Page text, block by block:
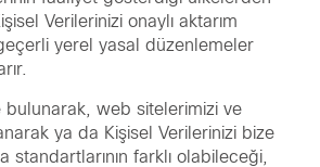
Verilerinizi onaylı aktarım
yerel yasal düzenlemeler
bulunarak, web sitelerimizi ve
ya da Kişisel Verilerinizi bize
standartlarının farklı olabileceği,